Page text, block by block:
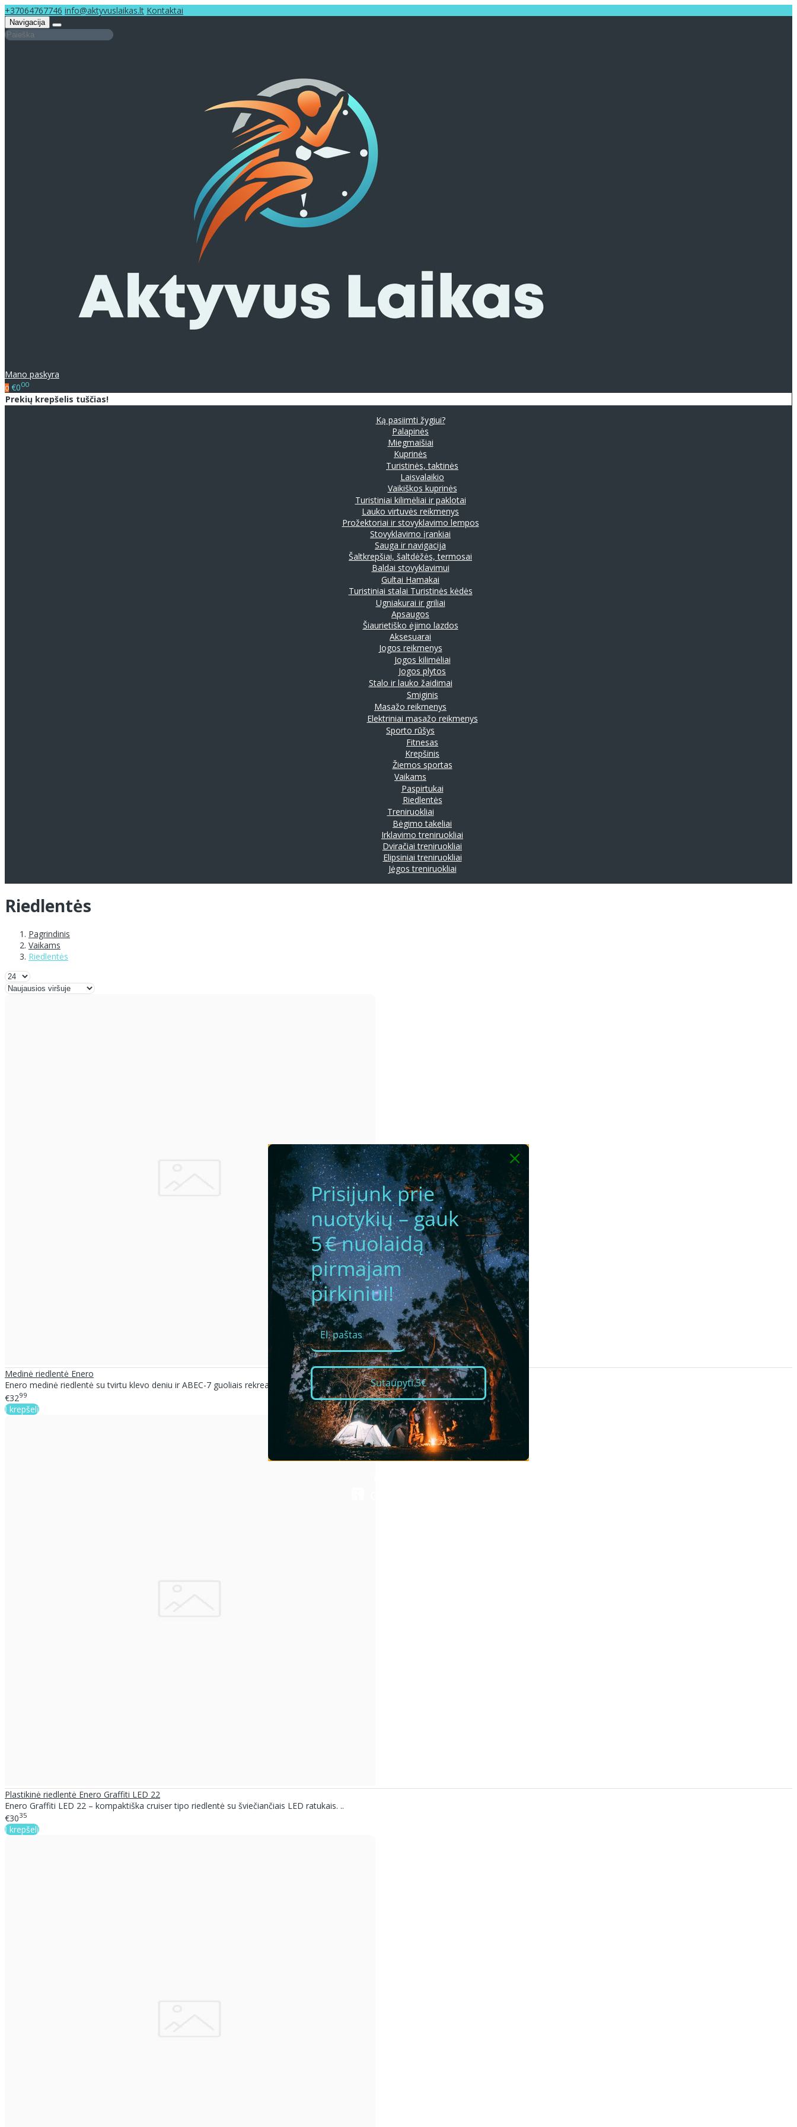
+37064767746 info@aktyvuslaikas.lt Kontaktai
Navigacija
Mano paskyra
0 €000
Prekių krepšelis tuščias!
Ką pasiimti žygiui?
Palapinės
Miegmaišiai
Kuprinės
Turistinės, taktinės
Laisvalaikio
Vaikiškos kuprinės
Turistiniai kilimėliai ir paklotai
Lauko virtuvės reikmenys
Prožektoriai ir stovyklavimo lempos
Stovyklavimo įrankiai
Sauga ir navigacija
Šaltkrepšiai, šaltdėžės, termosai
Baldai stovyklavimui
Gultai Hamakai
Turistiniai stalai Turistinės kėdės
Ugniakurai ir griliai
Apsaugos
Šiaurietiško ėjimo lazdos
Aksesuarai
Jogos reikmenys
Jogos kilimėliai
Jogos plytos
Stalo ir lauko žaidimai
Smiginis
Masažo reikmenys
Elektriniai masažo reikmenys
Sporto rūšys
Fitnesas
Krepšinis
Žiemos sportas
Vaikams
Paspirtukai
Riedlentės
Treniruokliai
Bėgimo takeliai
Irklavimo treniruokliai
Dviračiai treniruokliai
Elipsiniai treniruokliai
Jėgos treniruokliai
Riedlentės
Pagrindinis
Vaikams
Riedlentės
Medinė riedlentė Enero
Enero medinė riedlentė su tvirtu klevo deniu ir ABEC-7 guoliais rekreaciniam važinėjimui bei triukam..
€3299
Į krepšelį
Plastikinė riedlentė Enero Graffiti LED 22
Enero Graffiti LED 22 – kompaktiška cruiser tipo riedlentė su šviečiančiais LED ratukais. ..
€3035
Į krepšelį
Prisijunk prie
nuotykių – gauk
5 € nuolaidą
pirmajam
pirkiniui!
Sutaupyti 5€